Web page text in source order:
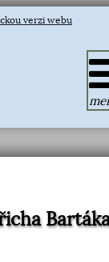
verzi webu